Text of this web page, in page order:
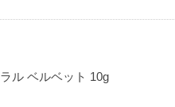
ル ベルベット 10g